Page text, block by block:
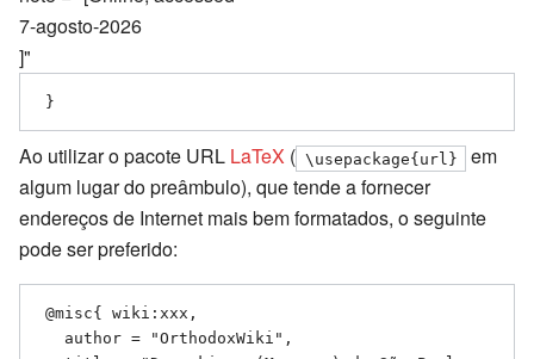
7-agosto-2026
]"
Ao utilizar o pacote URL LaTeX ( \usepackage{url}
em
algum lugar do preâmbulo), que tende a fornecer
endereços de Internet mais bem formatados, o seguinte
pode ser preferido: